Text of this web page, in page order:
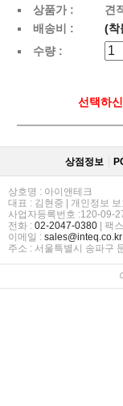
상품가 :
견
배송비 :
(착
수량 :
선택하
상점정보
상호명 : 아이앤테크
대표 : 김현중 | 개인정보
사업자등록번호 :120-09-
전화 : 02-2047-0380 | 팩
이메일 : sales@inteq.co.kr
주소 : 서울특별시 송파구